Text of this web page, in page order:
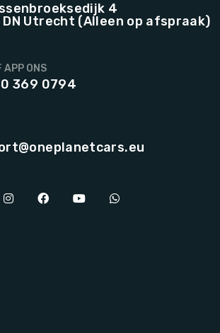
4
Utrecht (Alleen op afspraak)
APP ONS
369 0794